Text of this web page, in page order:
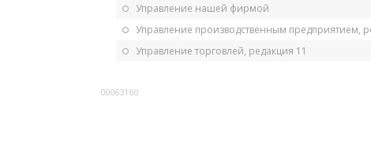
Управление нашей фирмой
Управление производственным предприятием,
Управление торговлей, редакция 11
00063160